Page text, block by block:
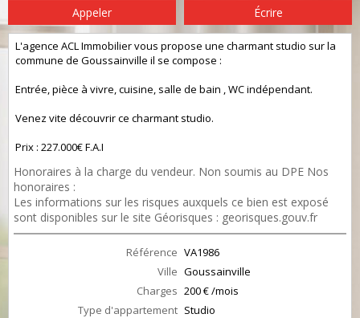
Appeler Écrire
L'agence ACL Immobilier vous propose une charmant studio sur la
commune de Goussainville il se compose :
Entrée, pièce à vivre, cuisine, salle de bain , WC indépendant.
Venez vite découvrir ce charmant studio.
Prix : 227.000€ F.A.I
Honoraires à la charge du vendeur. Non soumis au DPE Nos
honoraires :
Les informations sur les risques auxquels ce bien est exposé
sont disponibles sur le site Géorisques : georisques.gouv.fr
Référence VA1986
Ville Goussainville
Charges 200 € /mois
Type d'appartement Studio